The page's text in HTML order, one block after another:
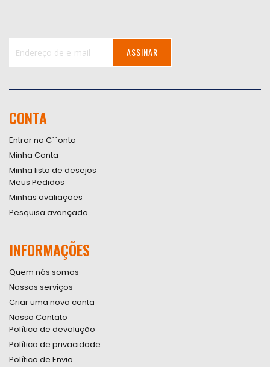
Newsletter:
ASSINAR
CONTA
Entrar na C``onta
Minha Conta
Minha lista de desejos
Meus Pedidos
Minhas avaliações
Pesquisa avançada
INFORMAÇÕES
Quem nós somos
Nossos serviços
Criar uma nova conta
Nosso Contato
Política de devolução
Política de privacidade
Política de Envio